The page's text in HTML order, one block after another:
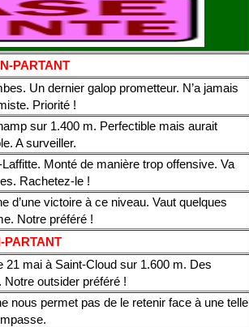
PARTANT
Un dernier galop prometteur. N’a jamais
Priorité !
sur 1.400 m. Perfectible mais aurait
A surveiller.
Monté de manière trop offensive. Va
Rachetez-le !
d’une victoire à ce niveau. Vaut quelques
Notre préféré !
21 mai à Saint-Cloud sur 1.600 m. Des
outsider préféré !
nous permet pas de le retenir face à une telle